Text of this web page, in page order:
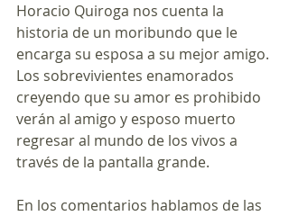
Horacio Quiroga nos cuenta la
historia de un moribundo que le
encarga su esposa a su mejor amigo.
Los sobrevivientes enamorados
creyendo que su amor es prohibido
verán al amigo y esposo muerto
regresar al mundo de los vivos a
través de la pantalla grande.
En los comentarios hablamos de las